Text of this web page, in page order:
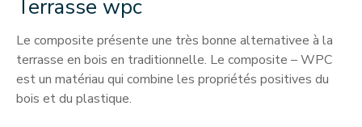
Terrasse wpc
Le composite présente une très bonne alternativee à la
terrasse en bois en traditionnelle. Le composite – WPC
est un matériau qui combine les propriétés positives du
bois et du plastique.